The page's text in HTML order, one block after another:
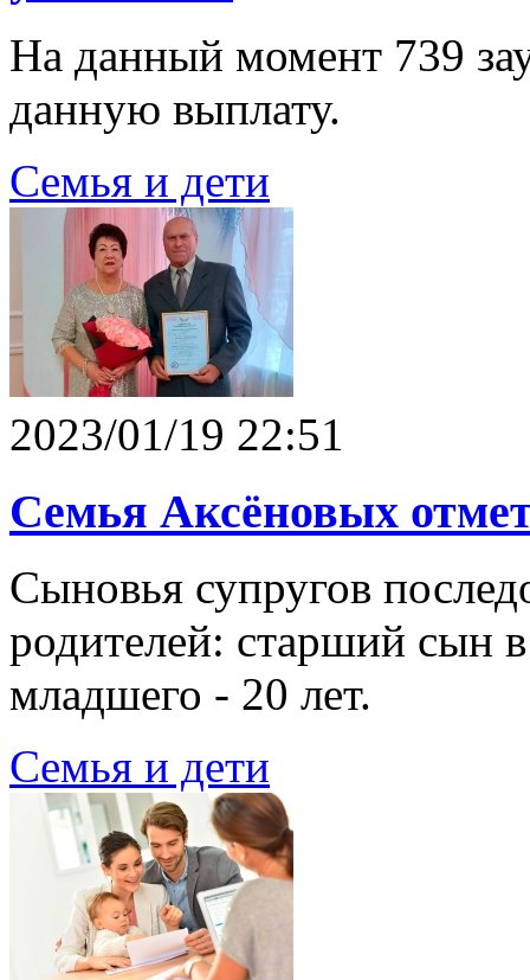
На данный момент 739
данную выплату.
Семья и дети
2023/01/19 22:51
Семья Аксёновых
Сыновья супругов
родителей: старший сын
младшего - 20 лет.
Семья и дети